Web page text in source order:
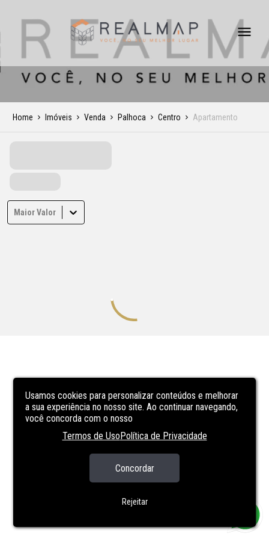
Usamos cookies para personalizar conteúdos e melhorar
a sua experiência no nosso site. Ao continuar navegando,
você concorda com o nosso
Termos de UsoPolítica de Privacidade
Concordar
Rejeitar
Home Imóveis Venda Palhoca Centro Apartamento
Maior Valor